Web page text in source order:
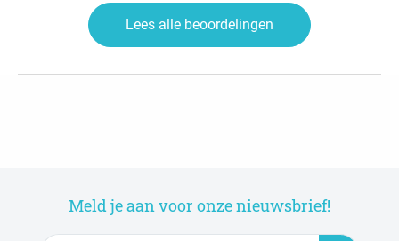
Lees alle beoordelingen
Meld je aan voor onze nieuwsbrief!